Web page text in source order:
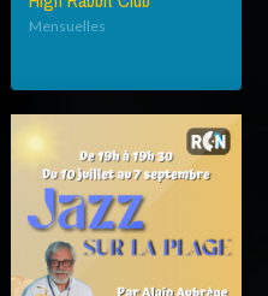
Mensuelles